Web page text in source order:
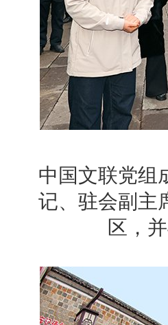
中国文联党组
记、驻会副主
区，